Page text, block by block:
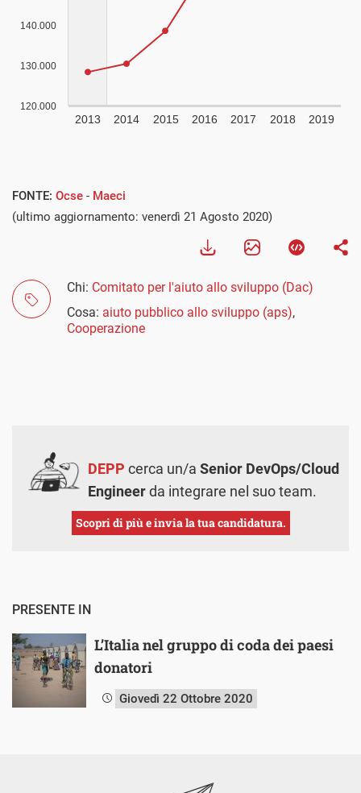
FONTE: Ocse - Maeci
(ultimo aggiornamento: venerdì 21 Agosto 2020)
Chi: Comitato per l'aiuto allo sviluppo (Dac)
Cosa: aiuto pubblico allo sviluppo (aps),
Cooperazione
DEPP cerca un/a Senior DevOps/Cloud
Engineerda integrare nel suo team.
Scopri di più e invia la tua candidatura.
PRESENTE IN
L’Italia nel gruppo di coda dei paesi
donatori
Giovedì 22 Ottobre 2020